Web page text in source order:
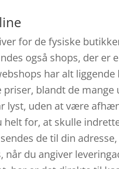
for de fysiske
også shops, der er
har alt liggende
blandt de mange
lyst, uden at være
for, at skulle
de til din
du angiver